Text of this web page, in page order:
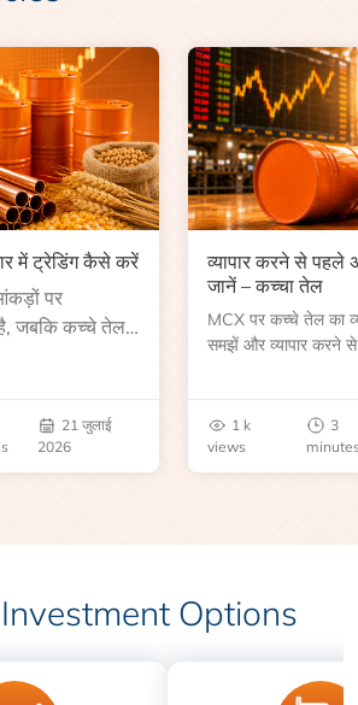
में ट्रेडिंग कैसे करें
पर
जबकि कच्चे तेल
21 जुलाई
2026
व्यापार करने से पहले
जानें – कच्चा तेल
MCX पर कच्चे तेल का
समझें और व्यापार करने
जानें।1 k
views
3
Options